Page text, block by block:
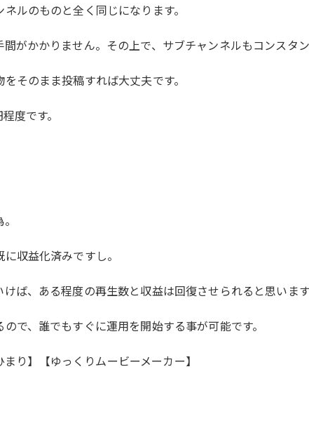
ルのものと全く同じになります。
がかかりません。その上で、サブチャンネルもコンスタ
そのまま投稿すれば大丈夫です。
度です。
収益化済みですし。
ば、ある程度の再生数と収益は回復させられると思います
で、誰でもすぐに運用を開始する事が可能です。
り】【ゆっくりムービーメーカー】